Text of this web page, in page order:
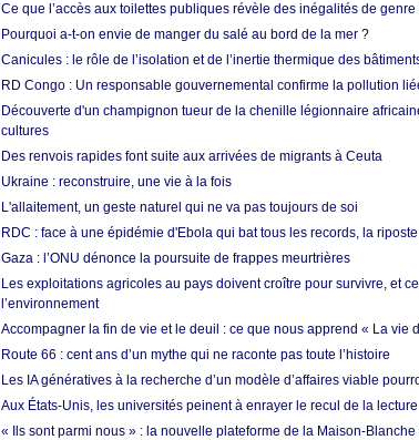
Ce que l’accès aux toilettes publiques révèle des inégalités de
Pourquoi a-t-on envie de manger du salé au bord de la mer ?
Canicules : le rôle de l’isolation et de l’inertie thermique des
RD Congo : Un responsable gouvernemental confirme la pollution
Découverte d'un champignon tueur de la chenille légionnaire
cultures
Des renvois rapides font suite aux arrivées de migrants à Ceuta
Ukraine : reconstruire, une vie à la fois
L'allaitement, un geste naturel qui ne va pas toujours de soi
RDC : face à une épidémie d'Ebola qui bat tous les records, la
Gaza : l’ONU dénonce la poursuite de frappes meurtrières
Les exploitations agricoles au pays doivent croître pour survivre, et
l’environnement
Accompagner la fin de vie et le deuil : ce que nous apprend « La vie
Route 66 : cent ans d’un mythe qui ne raconte pas toute l’histoire
Les IA génératives à la recherche d’un modèle d’affaires viable
Aux États-Unis, les universités peinent à enrayer le recul de la lecture
« Ils sont parmi nous » : la nouvelle plateforme de la Maison-